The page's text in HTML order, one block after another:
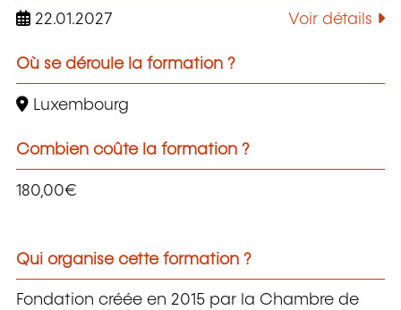
22.01.2027 Voir détails
Où se déroule la formation ?
Luxembourg
Combien coûte la formation ?
180,00€
Qui organise cette formation ?
Fondation créée en 2015 par la Chambre de